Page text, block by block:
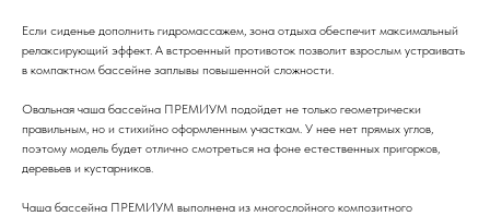
Если сиденье дополнить гидромассажем, зона отдыха обеспечит максимальный
релаксирующий эффект. А встроенный противоток позволит взрослым устраивать
в компактном бассейне заплывы повышенной сложности.
Овальная чаша бассейна ПРЕМИУМ подойдет не только геометрически
правильным, но и стихийно оформленным участкам. У нее нет прямых углов,
поэтому модель будет отлично смотреться на фоне естественных пригорков,
деревьев и кустарников.
Чаша бассейна ПРЕМИУМ выполнена из многослойного композитного